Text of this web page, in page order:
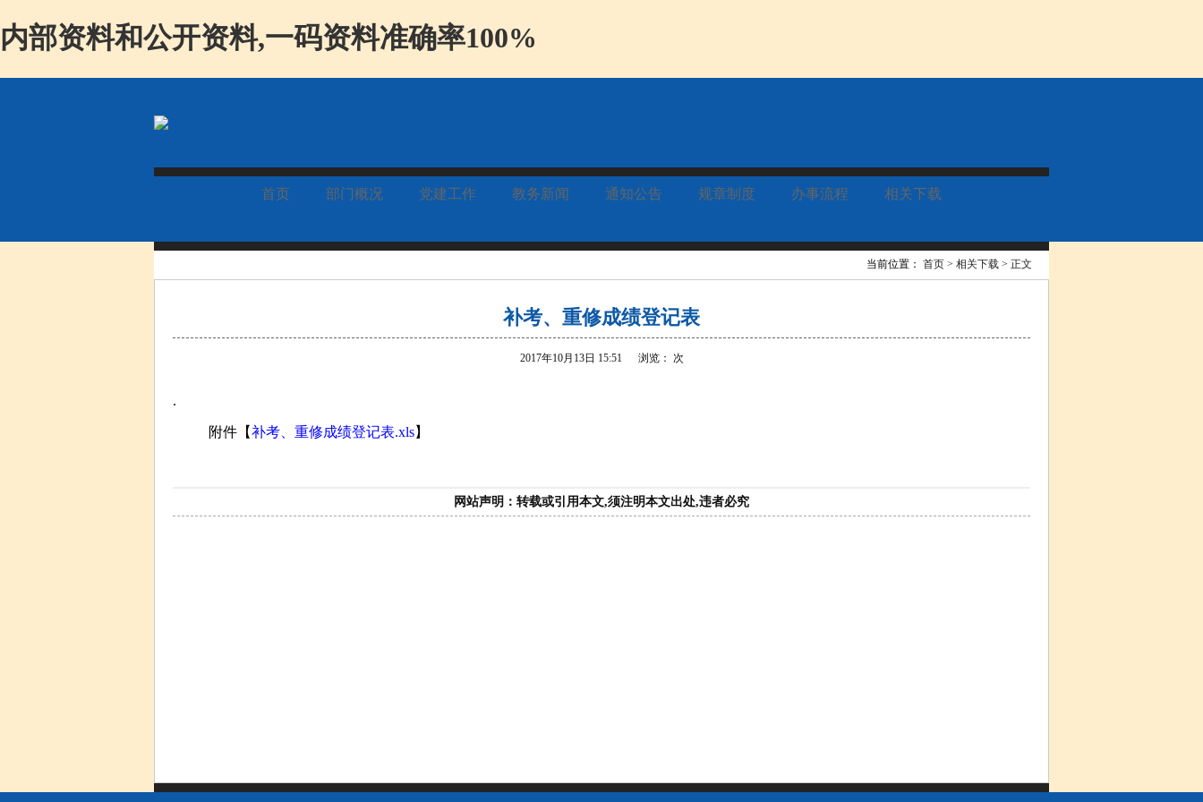
内部资料和公开资料,一码资料准确率100%
首页 部门概况 党建工作 教务新闻 通知公告 规章制度 办事流程 相关下载
当前位置： 首页 > 相关下载 > 正文
补考、重修成绩登记表
2017年10月13日 15:51 浏览： 次
.
附件【补考、重修成绩登记表.xls】
网站声明：转载或引用本文,须注明本文出处,违者必究